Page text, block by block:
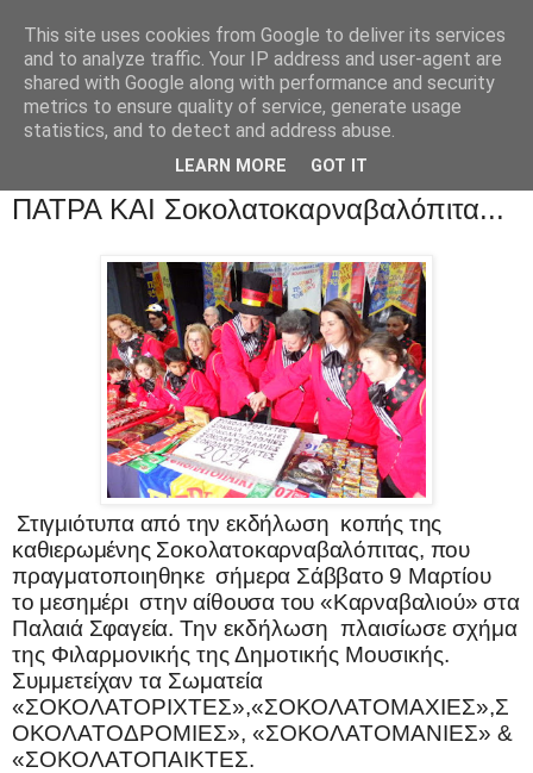
ΠΑΤΡΑ ΚΑΙ Σοκολατοκαρναβαλόπιτα...
Στιγμιότυπα από την εκδήλωση κοπής της
καθιερωμένης Σοκολατοκαρναβαλόπιτας, πoυ
πραγματοποιηθηκε σήμερα Σάββατο 9 Μαρτίου
το μεσημέρι στην αίθουσα του «Καρναβαλιού» στα
Παλαιά Σφαγεία. Την εκδήλωση πλαισίωσε σχήμα
της Φιλαρμονικής της Δημοτικής Μουσικής.
Συμμετείχαν τα Σωματεία
«ΣΟΚΟΛΑΤΟΡΙΧΤΕΣ»,«ΣΟΚΟΛΑΤΟΜΑΧΙΕΣ»,Σ
ΟΚΟΛΑΤΟΔΡΟΜΙΕΣ», «ΣΟΚΟΛΑΤΟΜΑΝΙΕΣ» &
«ΣΟΚΟΛΑΤΟΠΑΙΚΤΕΣ.
This site uses cookies from Google to deliver its services
and to analyze traffic. Your IP address and user-agent are
shared with Google along with performance and security
metrics to ensure quality of service, generate usage
statistics, and to detect and address abuse.
LEARN MORE GOT IT